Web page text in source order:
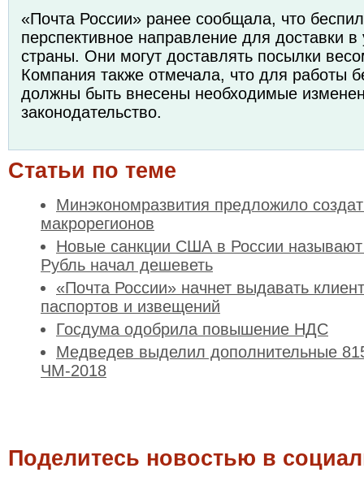
«Почта России» ранее сообщала, что
перспективное направление для доставки
страны. Они могут доставлять посылки
Компания также отмечала, что для работы
должны быть внесены необходимые
законодательство.
Статьи по теме
Минэкономразвития предложило
макрорегионов
Новые санкции США в России называют
Рубль начал дешеветь
«Почта России» начнет выдавать
паспортов и извещений
Госдума одобрила повышение НДС
Медведев выделил дополнительные
ЧМ-2018
Поделитесь новостью в